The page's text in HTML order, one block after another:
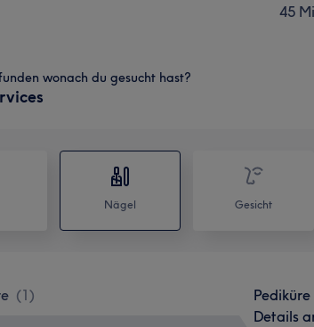
45
wonach du gesucht hast?
Nägel Gesicht
(1)
Pediküre
Details